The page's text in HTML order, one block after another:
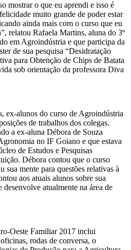
mostrar o que eu aprendi e isso é
muito grande de poder estar
ainda mais com o curso que eu
relatou Rafaela Martins, aluna do 3º
em Agroindústria e que participa da
de sua pesquisa “Desidratação
para Obtenção de Chips de Batata
sob orientação da professora Diva
ex-alunos do curso de Agroindústria
de trabalhos dos colegas.
a ex-aluna Débora de Souza
no IF Goiano e que estava
de Estudos e Pesquisas
Débora contou que o curso
sua mente para questões relativas à
aos atuais alunos sobre sua
atualmente na área de
Oeste Familiar 2017 inclui
rodas de conversa, o